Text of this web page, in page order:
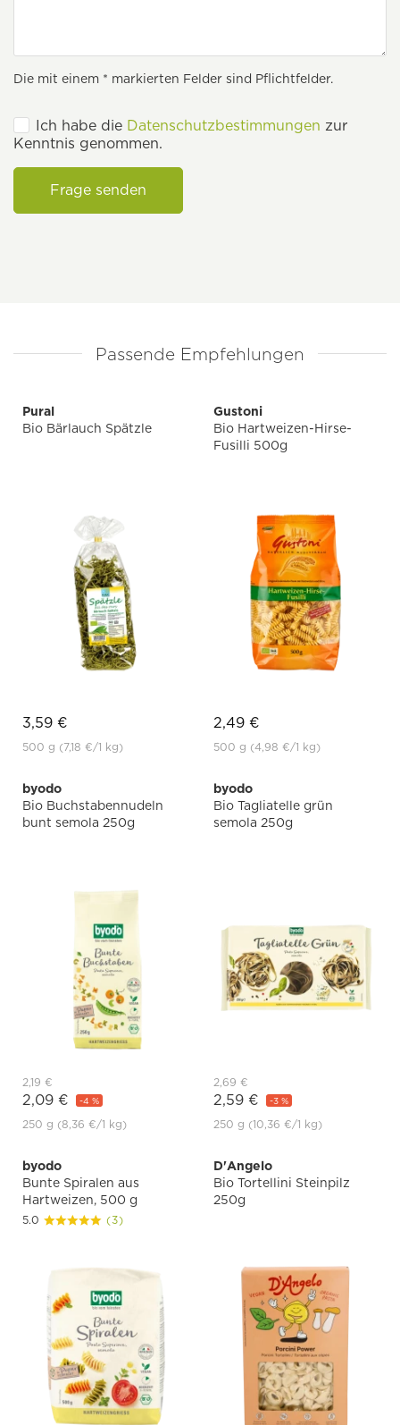
Die mit einem * markierten Felder sind Pflichtfelder.
Ich habe die Datenschutzbestimmungen zur
Kenntnis genommen.
Frage senden
Passende Empfehlungen
Pural
Bio Bärlauch Spätzle
3,59 €
500 g (7,18 €/1 kg)
Gustoni
Bio Hartweizen-Hirse-
Fusilli 500g
2,49 €
500 g (4,98 €/1 kg)
byodo
Bio Buchstabennudeln
bunt semola 250g
2,19 €
2,09 € -4 %
250 g (8,36 €/1 kg)
byodo
Bio Tagliatelle grün
semola 250g
2,69 €
2,59 € -3 %
250 g (10,36 €/1 kg)
byodo
Bunte Spiralen aus
Hartweizen, 500 g
5.0 (3)
D'Angelo
Bio Tortellini Steinpilz
250g